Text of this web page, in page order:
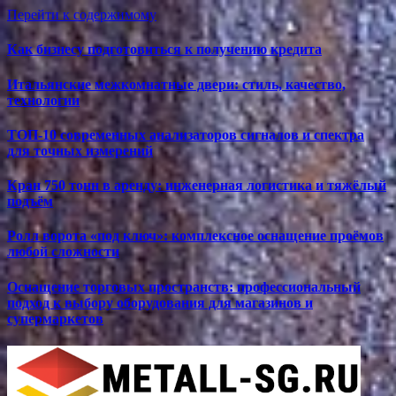
Перейти к содержимому
Как бизнесу подготовиться к получению кредита
Итальянские межкомнатные двери: стиль, качество,
технологии
ТОП-10 современных анализаторов сигналов и спектра
для точных измерений
Кран 750 тонн в аренду: инженерная логистика и тяжёлый
подъём
Ролл ворота «под ключ»: комплексное оснащение проёмов
любой сложности
Оснащение торговых пространств: профессиональный
подход к выбору оборудования для магазинов и
супермаркетов